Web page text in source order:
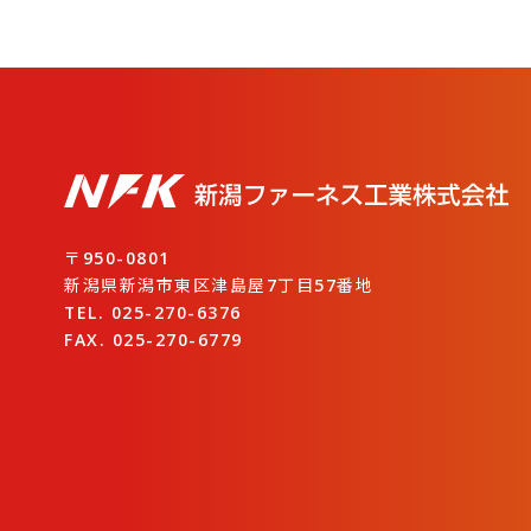
〒950-0801
新潟県新潟市東区津島屋7丁目57番地
TEL. 025-270-6376
FAX. 025-270-6779